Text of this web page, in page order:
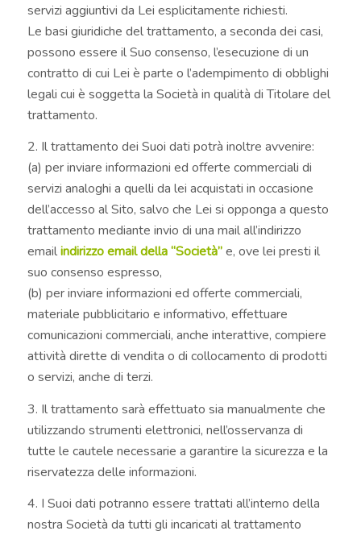
servizi aggiuntivi da Lei esplicitamente richiesti.
Le basi giuridiche del trattamento, a seconda dei casi,
possono essere il Suo consenso, l’esecuzione di un
contratto di cui Lei è parte o l’adempimento di obblighi
legali cui è soggetta la Società in qualità di Titolare del
trattamento.
2. Il trattamento dei Suoi dati potrà inoltre avvenire:
(a) per inviare informazioni ed offerte commerciali di
servizi analoghi a quelli da lei acquistati in occasione
dell’accesso al Sito, salvo che Lei si opponga a questo
trattamento mediante invio di una mail all’indirizzo
emailindirizzo email della “Società”e, ove lei presti il
suo consenso espresso,
(b) per inviare informazioni ed offerte commerciali,
materiale pubblicitario e informativo, effettuare
comunicazioni commerciali, anche interattive, compiere
attività dirette di vendita o di collocamento di prodotti
o servizi, anche di terzi.
3. Il trattamento sarà effettuato sia manualmente che
utilizzando strumenti elettronici, nell’osservanza di
tutte le cautele necessarie a garantire la sicurezza e la
riservatezza delle informazioni.
4. I Suoi dati potranno essere trattati all’interno della
nostra Società da tutti gli incaricati al trattamento